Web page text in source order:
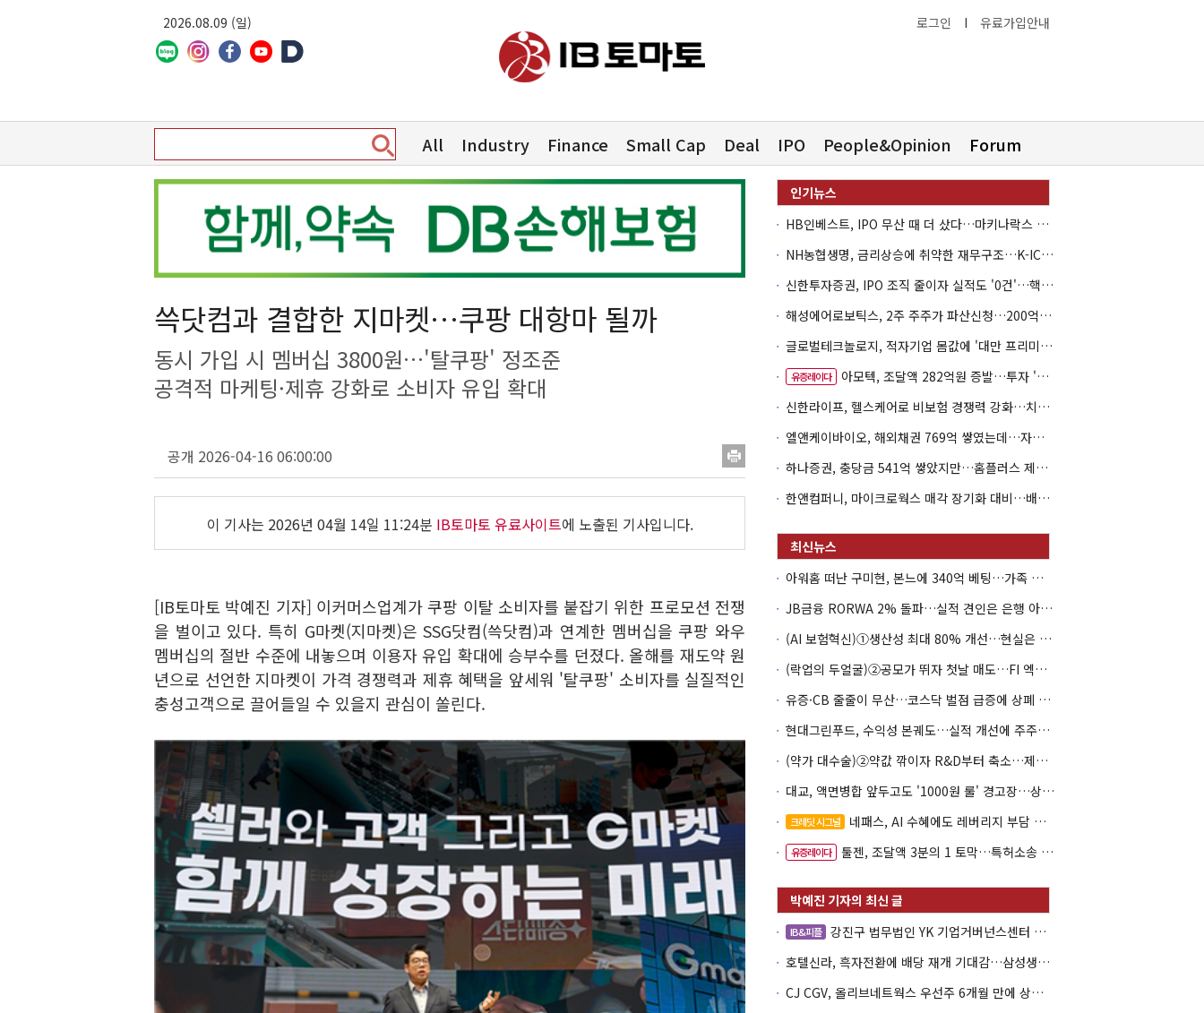
2026.08.09 (일) 로그인 I 유료가입안내
All Industry Finance Small Cap Deal IPO People&Opinion Forum
쓱닷컴과 결합한 지마켓…쿠팡 대항마 될까
동시 가입 시 멤버십 3800원…'탈쿠팡' 정조준
공격적 마케팅·제휴 강화로 소비자 유입 확대
공개 2026-04-16 06:00:00
이 기사는 2026년 04월 14일 11:24분 IB토마토 유료사이트에 노출된 기사입니다.
[IB토마토 박예진 기자] 이커머스업계가 쿠팡 이탈 소비자를 붙잡기 위한 프로모션 전쟁
을 벌이고 있다. 특히 G마켓(지마켓)은 SSG닷컴(쓱닷컴)과 연계한 멤버십을 쿠팡 와우
멤버십의 절반 수준에 내놓으며 이용자 유입 확대에 승부수를 던졌다. 올해를 재도약 원
년으로 선언한 지마켓이 가격 경쟁력과 제휴 혜택을 앞세워 '탈쿠팡' 소비자를 실질적인
충성고객으로 끌어들일 수 있을지 관심이 쏠린다.
HB인베스트, IPO 무산 때 더 샀다…마키나락스 투자 2.7배 회수
NH농협생명, 금리상승에 취약한 재무구조…K-ICS 변동성 '주의보'
신한투자증권, IPO 조직 줄이자 실적도 '0건'…핵심 인력까지 이탈
해성에어로보틱스, 2주 주주가 파산신청…200억 CB 분쟁 확산
글로벌테크놀로지, 적자기업 몸값에 '대만 프리미엄'…공모가 논란
유증레이다
아모텍, 조달액 282억원 증발…투자 '속도 조절' 불가피
신한라이프, 헬스케어로 비보험 경쟁력 강화…치매·간병 공략
엘앤케이바이오, 해외채권 769억 쌓였는데…자회사 4곳 자본잠식
하나증권, 충당금 541억 쌓았지만…홈플러스 제재는 추가 비용 불씨
한앤컴퍼니, 마이크로웍스 매각 장기화 대비…배당 회수판 깔았다
아워홈 떠난 구미현, 본느에 340억 베팅…가족 지배체제 구축
JB금융 RORWA 2% 돌파…실적 견인은 은행 아닌 캐피탈
(AI 보험혁신)①생산성 최대 80% 개선…현실은 '실행 격차'
(락업의 두얼굴)②공모가 뛰자 첫날 매도…FI 엑시트 전략 갈렸다
유증·CB 줄줄이 무산…코스닥 벌점 급증에 상폐 압박
현대그린푸드, 수익성 본궤도…실적 개선에 주주환원까지
(약가 대수술)②약값 깎이자 R&D부터 축소…제약업계 비상경영 돌입
대교, 액면병합 앞두고도 '1000원 룰' 경고장…상장유지 시험대
크레딧 시그널 네패스, AI 수혜에도 레버리지 부담 여전
유증레이다 툴젠, 조달액 3분의 1 토막…특허소송 비용부터 챙긴다
IB&피플
강진구 법무법인 YK 기업거버넌스센터 센터장
호텔신라, 흑자전환에 배당 재개 기대감…삼성생명도 웃을까
CJ CGV, 올리브네트웍스 우선주 6개월 만에 상환…왜?